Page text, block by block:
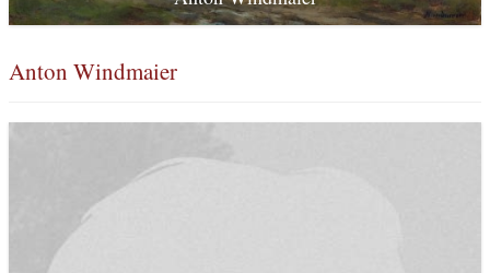
Anton Windmaier